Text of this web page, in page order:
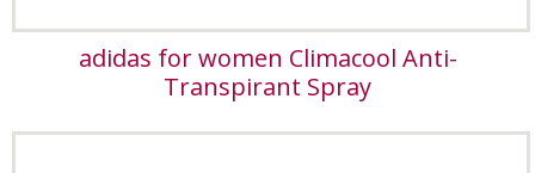
adidas for women Climacool Anti-
Transpirant Spray